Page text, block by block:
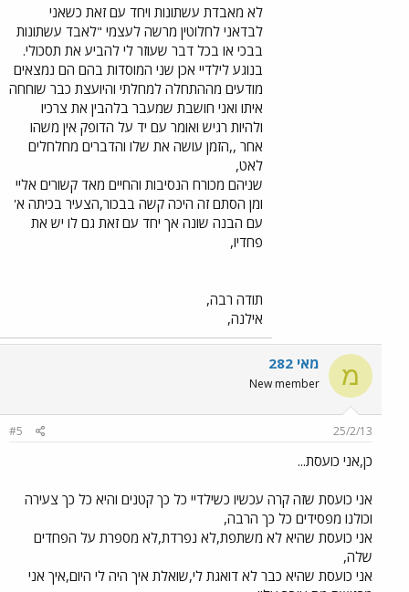
לא מאבדת עשתונות ויחד עם זאת כשאני
לבדאני לחלוטין מרשה לעצמי "לאבד עשתונות
בבכי או בכל דבר שעוזר לי להביע את תסכולי.
בנוגע לילדיי אכן שני המוסדות בהם הם נמצאים
מודעים מההתחלה למחלתי והיועצת כבר שוחחה
איתו ואני חושבת שמעבר בלהבין את צרכיו
ולהיות רגיש ואומר עם יד על הדופק אין משהו
אחר ,,הזמן עושה את שלו והדברים מחלחלים
לאט,
שניהם מכורח הנסיבות והחיים מאד קשורים אליי
ומן הסתם זה היכה קשה בבכור,הצעיר בכיתה א'
עם הבנה שונה אך יחד עם זאת גם לו יש את
פחדיו,
תודה רבה,
אילנה,
מ מאי 282
New member
25/2/13
#5
כן,אני כועסת...
אני כועסת שזה קרה עכשיו כשילדיי כל כך קטנים והיא כל כך צעירה
וכולנו מפסידים כל כך הרבה,
אני כועסת שהיא לא משתפת,לא נפרדת,לא מספרת על הפחדים
שלה,
אני כועסת שהיא כבר לא דואגת לי,שואלת איך היה לי היום,איך אני